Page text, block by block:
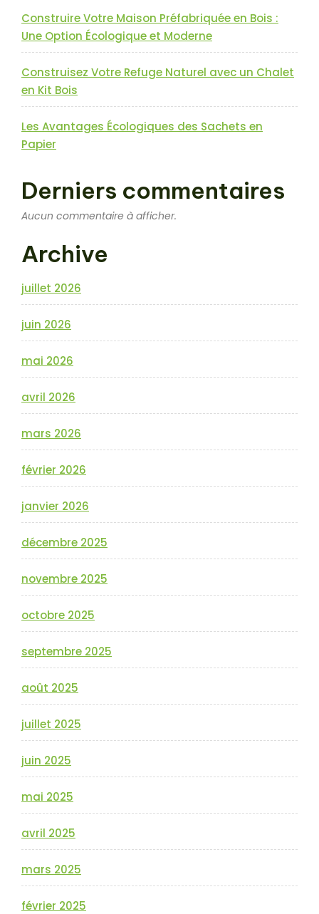
Construire Votre Maison Préfabriquée en Bois :
Une Option Écologique et Moderne
Construisez Votre Refuge Naturel avec un Chalet
en Kit Bois
Les Avantages Écologiques des Sachets en
Papier
Derniers commentaires
Aucun commentaire à afficher.
Archive
juillet 2026
juin 2026
mai 2026
avril 2026
mars 2026
février 2026
janvier 2026
décembre 2025
novembre 2025
octobre 2025
septembre 2025
août 2025
juillet 2025
juin 2025
mai 2025
avril 2025
mars 2025
février 2025